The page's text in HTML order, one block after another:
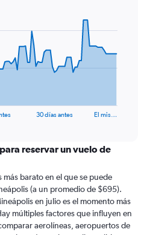
30 días antes El mis…
reservar un vuelo de
más barato en el que se puede
(a un promedio de $695).
en julio es el momento más
múltiples factores que influyen en
aerolíneas, aeropuertos de